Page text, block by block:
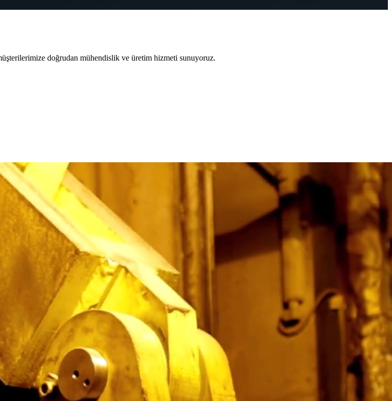
doğrudan mühendislik ve üretim hizmeti sunuyoruz.